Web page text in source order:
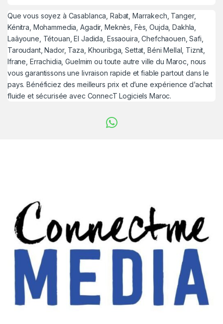
Que vous soyez à Casablanca, Rabat, Marrakech, Tanger,
Kénitra, Mohammedia, Agadir, Meknès, Fès, Oujda, Dakhla,
Laâyoune, Tétouan, El Jadida, Essaouira, Chefchaouen, Safi,
Taroudant, Nador, Taza, Khouribga, Settat, Béni Mellal, Tiznit,
Ifrane, Errachidia, Guelmim ou toute autre ville du Maroc, nous
vous garantissons une livraison rapide et fiable partout dans le
pays. Bénéficiez des meilleurs prix et d’une expérience d’achat
fluide et sécurisée avec ConnecT Logiciels Maroc.